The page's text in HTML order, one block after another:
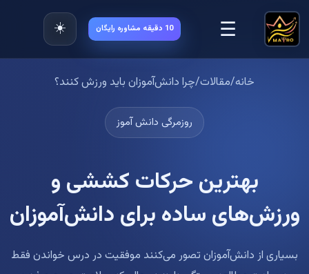
☰
☀️ 10 دقیقه مشاوره رایگان
خانه/مقالات/چرا دانش‌آموزان باید ورزش کنند؟
روزمرگی دانش آموز
بهترین حرکات کششی و
ورزش‌های ساده برای دانش‌آموزان
بسیاری از دانش‌آموزان تصور می‌کنند موفقیت در درس خواندن فقط